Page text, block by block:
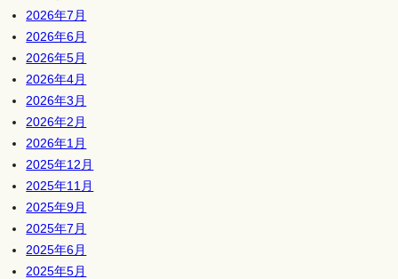
2026年7月
2026年6月
2026年5月
2026年4月
2026年3月
2026年2月
2026年1月
2025年12月
2025年11月
2025年9月
2025年7月
2025年6月
2025年5月